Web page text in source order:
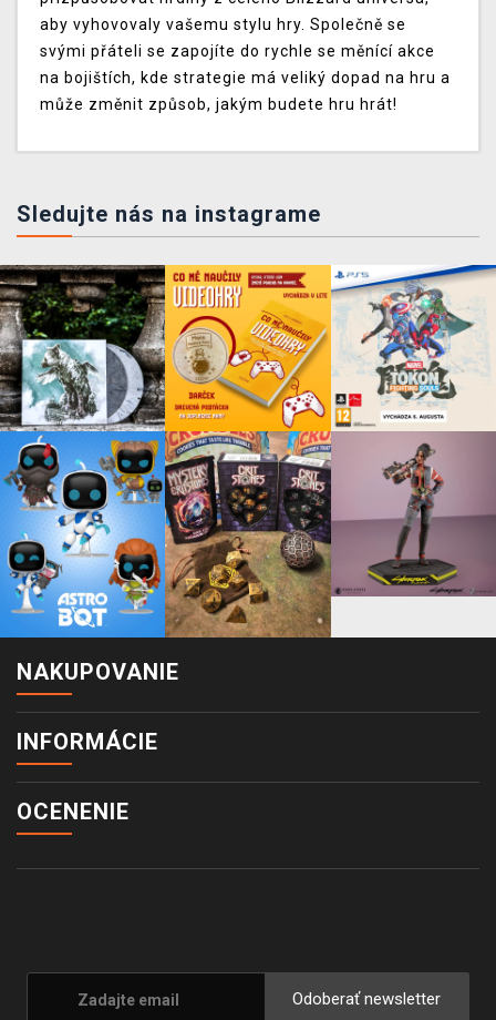
aby vyhovovaly vašemu stylu hry. Společně se
svými přáteli se zapojíte do rychle se měnící akce
na bojištích, kde strategie má veliký dopad na hru a
může změnit způsob, jakým budete hru hrát!
Sledujte nás na instagrame
NAKUPOVANIE
INFORMÁCIE
OCENENIE
Odoberať newsletter